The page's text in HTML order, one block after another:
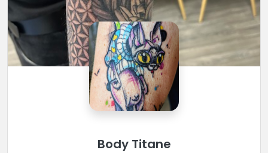
Body Titane